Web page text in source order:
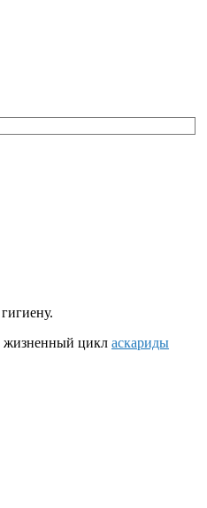
жизненный цикл аскариды